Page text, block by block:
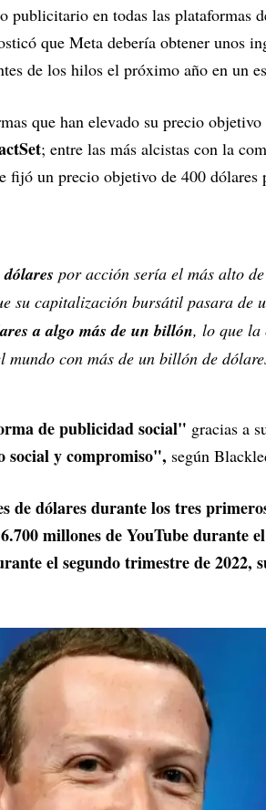
publicitario en todas las plataformas
que Meta debería obtener unos
de los hilos el próximo año en un
que han elevado su precio
; entre las más alcistas con la
fijó un precio objetivo de 400 dólares
por acción sería el más alto
su capitalización bursátil pasara de
a algo más de un billón, lo que la
mundo con más de un billón de
de publicidad social" gracias a
social y compromiso", según
de dólares durante los tres
millones de YouTube durante
el segundo trimestre de 2022,